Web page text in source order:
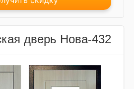
дверь Нова-432